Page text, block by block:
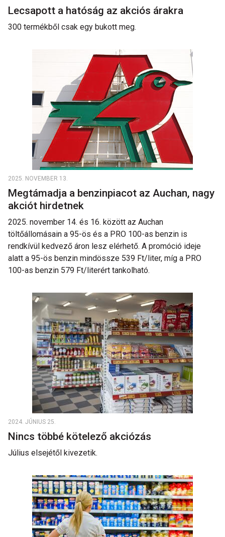
Lecsapott a hatóság az akciós árakra
300 termékből csak egy bukott meg.
2025. NOVEMBER 13.
Megtámadja a benzinpiacot az Auchan, nagy
akciót hirdetnek
2025. november 14. és 16. között az Auchan
töltőállomásain a 95-ös és a PRO 100-as benzin is
rendkívül kedvező áron lesz elérhető. A promóció ideje
alatt a 95-ös benzin mindössze 539 Ft/liter, míg a PRO
100-as benzin 579 Ft/literért tankolható.
2024. JÚNIUS 25.
Nincs többé kötelező akciózás
Július elsejétől kivezetik.